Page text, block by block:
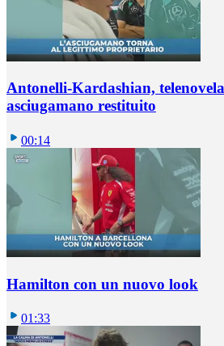
Antonelli-Kardashian,
asciugamano restituito
00:14
Hamilton con un nuovo look
01:33